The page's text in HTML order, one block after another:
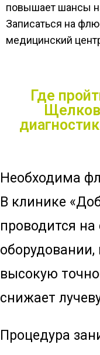
повышает шансы
Записаться на
медицинский
Где
Необходима
В клинике
проводится
оборудовании,
высокую
снижает
Процедура